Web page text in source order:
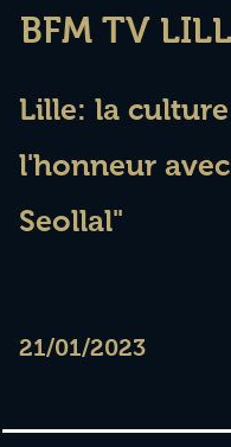
BFM TV
Lille: la
l'honneur
Seollal"
21/01/2023